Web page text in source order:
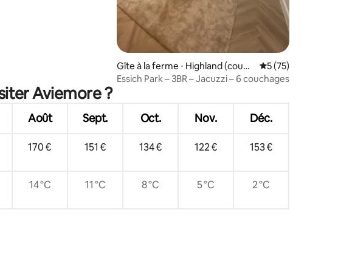
Gîte à la ferme ⋅ Highland (counc
il area)
Évaluation
5 (75)
Essich Park – 3BR – Jacuzzi – 6 couchages
Aviemore ?
Août Sept. Oct. Nov. Déc.
170 € 151 € 134 € 122 € 153 €
14 °C 11 °C 8 °C 5 °C 2 °C